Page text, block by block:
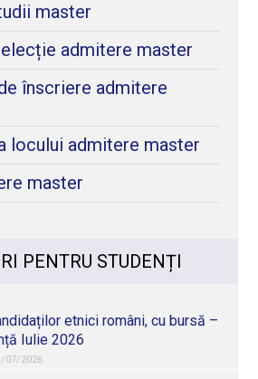
master
admitere master
înscriere admitere
locului admitere master
master
PENTRU STUDENȚI
etnici români, cu bursă –
Iulie 2026
07/2026